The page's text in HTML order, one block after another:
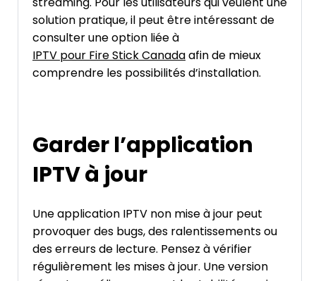
solution pratique, il peut être intéressant de
consulter une option liée à
IPTV pour Fire Stick Canadaafin de mieux
comprendre les possibilités d’installation.
Garder l’application
IPTV à jour
Une application IPTV non mise à jour peut
provoquer des bugs, des ralentissements ou
des erreurs de lecture. Pensez à vérifier
régulièrement les mises à jour. Une version